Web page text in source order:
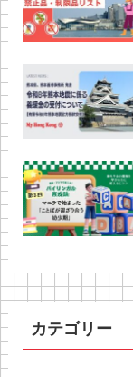
カテゴリー